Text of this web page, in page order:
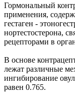
Гормональный
применения,
гестаген -
нортестостерона,
рецепторами в
В основе
лежат различные
ингибирование
равен 0.765.